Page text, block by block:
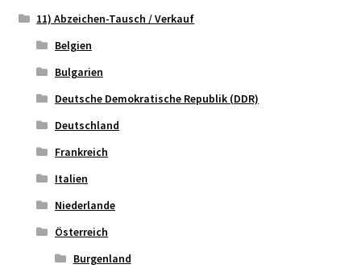
11) Abzeichen-Tausch / Verkauf
Belgien
Bulgarien
Deutsche Demokratische Republik (DDR)
Deutschland
Frankreich
Italien
Niederlande
Österreich
Burgenland